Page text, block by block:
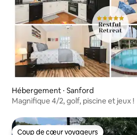
Hébergement ⋅ Sanford
Magnifique 4/2, golf, piscine et jeux !
Coup de cœur voyageurs